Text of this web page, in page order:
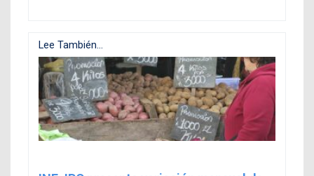
Lee También...